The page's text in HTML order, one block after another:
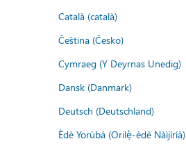
Català (català)
Čeština (Česko)
Cymraeg (Y Deyrnas Unedig)
Dansk (Danmark)
Deutsch (Deutschland)
Èdè Yorùbá (Orilẹ̀-èdè Nàìjíríà)